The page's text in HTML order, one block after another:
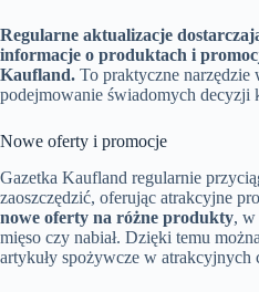
Regularne aktualizacje
informacje o produktach i
Kaufland. To praktyczne narzędzie
podejmowanie świadomych decyzji
Nowe oferty i promocje
Gazetka Kaufland regularnie
zaoszczędzić, oferując atrakcyjne
nowe oferty na różne produkty, w
mięso czy nabiał. Dzięki temu
artykuły spożywcze w atrakcyjnych